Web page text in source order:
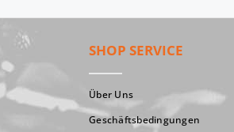
SHOP SERVICE
Über Uns
Geschäftsbedingungen